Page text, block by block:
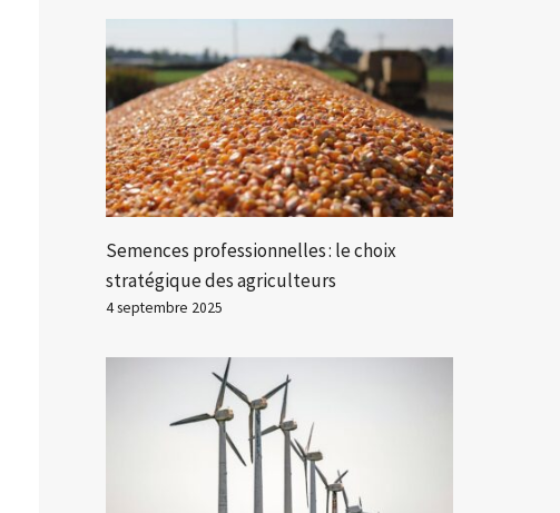
Semences professionnelles : le choix
stratégique des agriculteurs
4 septembre 2025